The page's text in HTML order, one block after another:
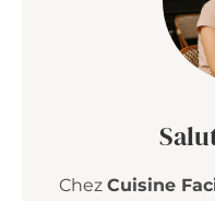
Chez Cuisine